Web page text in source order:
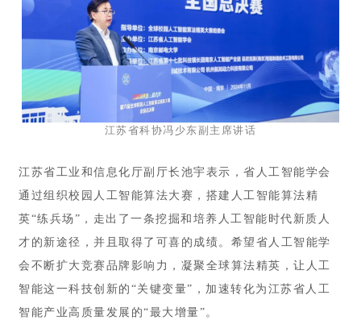
江苏省科协冯少东副主席讲话
江苏省工业和信息化厅副厅长池宇表示，省人工智能学会
通过组织校园人工智能算法大赛，搭建人工智能算法精
英“练兵场”，走出了一条挖掘和培养人工智能时代新质人
才的新途径，并且取得了可喜的成绩。希望省人工智能学
会不断扩大竞赛品牌影响力，凝聚全球算法精英，让人工
智能这一科技创新的“关键变量”，加速转化为江苏省人工
智能产业高质量发展的“最大增量”。